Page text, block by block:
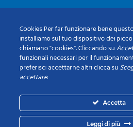
Cookies Per far funzionare bene
installiamo sul tuo dispositivo dei
chiamano "cookies". Cliccando su
funzionali necessari per il
preferisci accettarne altri clicca su
accettare.
Accetta
Leggi di più